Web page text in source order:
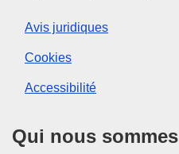
Avis juridiques
Cookies
Accessibilité
Qui nous sommes